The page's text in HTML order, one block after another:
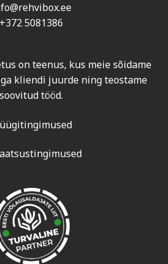
+372 5081386
on teenus, kus meie sõidame
kliendi juurde ning teostame
soovitud tööd.